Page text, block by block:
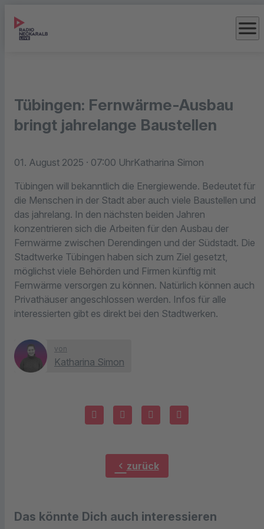
menu
Tübingen: Fernwärme-Ausbau
bringt jahrelange Baustellen
01. August 2025 · 07:00 UhrKatharina Simon
Tübingen will bekanntlich die Energiewende. Bedeutet für
die Menschen in der Stadt aber auch viele Baustellen und
das jahrelang. In den nächsten beiden Jahren
konzentrieren sich die Arbeiten für den Ausbau der
Fernwärme zwischen Derendingen und der Südstadt. Die
Stadtwerke Tübingen haben sich zum Ziel gesetzt,
möglichst viele Behörden und Firmen künftig mit
Fernwärme versorgen zu können. Natürlich können auch
Privathäuser angeschlossen werden. Infos für alle
interessierten gibt es direkt bei den Stadtwerken.
von
Katharina Simon
chevron_left zurück
Das könnte Dich auch interessieren